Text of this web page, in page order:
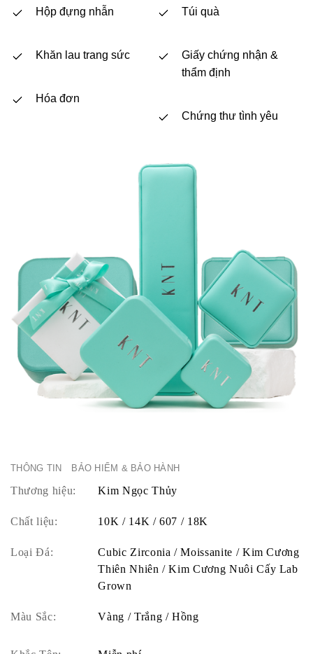
Hộp đựng nhẫn
Khăn lau trang sức
Hóa đơn
Túi quà
Giấy chứng nhận &
thẩm định
Chứng thư tình yêu
THÔNG TIN BẢO HIỂM & BẢO HÀNH
Thương hiệu: Kim Ngọc Thủy
Chất liệu: 10K / 14K / 607 / 18K
Loại Đá:
Cubic Zirconia / Moissanite / Kim Cương
Thiên Nhiên / Kim Cương Nuôi Cấy Lab
Grown
Màu Sắc: Vàng / Trắng / Hồng